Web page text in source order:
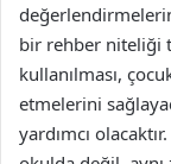
bir rehber niteliği
kullanılması,
etmelerini
yardımcı